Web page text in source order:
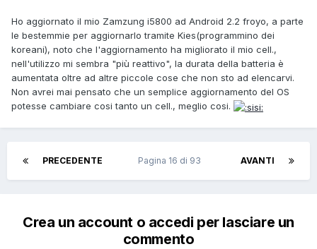
Ho aggiornato il mio Zamzung i5800 ad Android 2.2 froyo, a parte
le bestemmie per aggiornarlo tramite Kies(programmino dei
koreani), noto che l'aggiornamento ha migliorato il mio cell.,
nell'utilizzo mi sembra "più reattivo", la durata della batteria è
aumentata oltre ad altre piccole cose che non sto ad elencarvi.
Non avrei mai pensato che un semplice aggiornamento del OS
potesse cambiare cosi tanto un cell., meglio cosi.
PRECEDENTE AVANTI
Pagina 16 di 93
Crea un account o accedi per lasciare un
commento